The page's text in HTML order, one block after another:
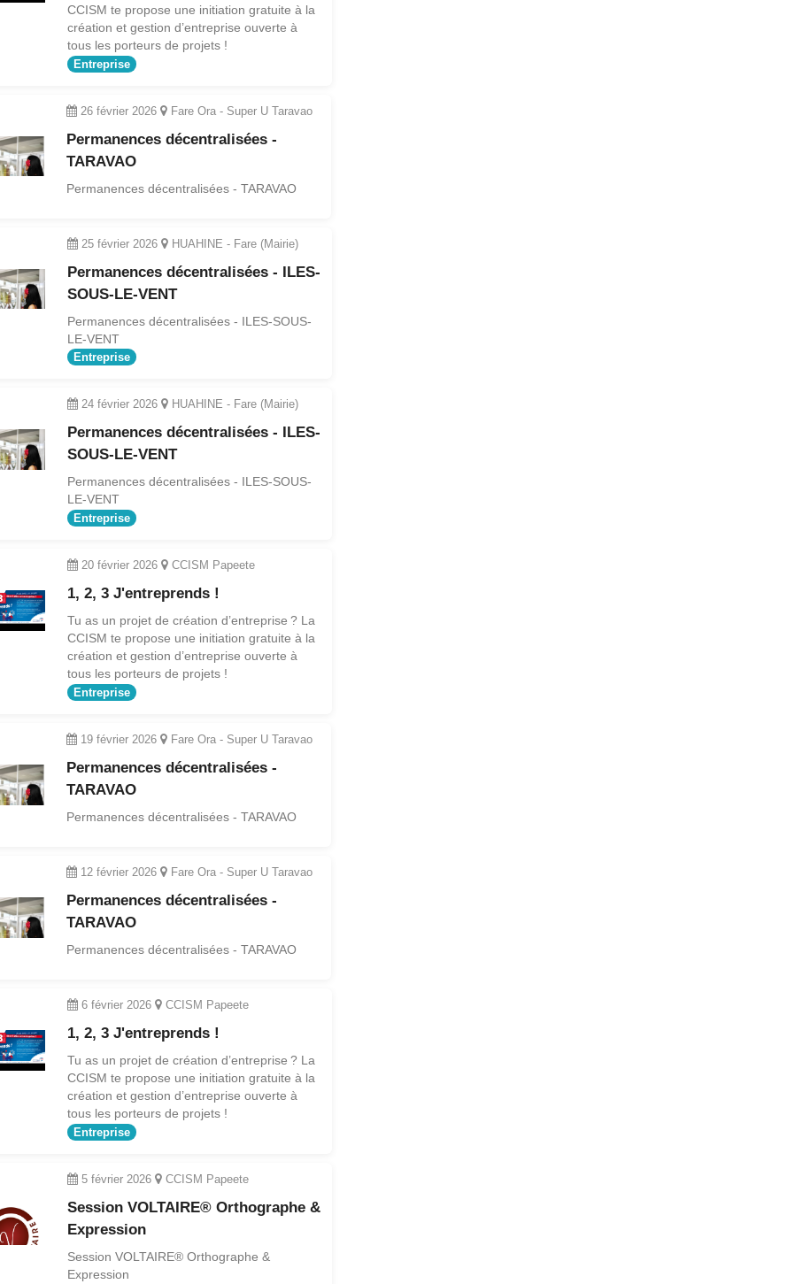
CCISM te propose une initiation gratuite à la
création et gestion d’entreprise ouverte à
tous les porteurs de projets !
Entreprise
26 février 2026 Fare Ora - Super U Taravao
Permanences décentralisées -
TARAVAO
Permanences décentralisées - TARAVAO
25 février 2026 HUAHINE - Fare (Mairie)
Permanences décentralisées - ILES-
SOUS-LE-VENT
Permanences décentralisées - ILES-SOUS-
LE-VENT
Entreprise
24 février 2026 HUAHINE - Fare (Mairie)
Permanences décentralisées - ILES-
SOUS-LE-VENT
Permanences décentralisées - ILES-SOUS-
LE-VENT
Entreprise
20 février 2026 CCISM Papeete
1, 2, 3 J'entreprends !
Tu as un projet de création d’entreprise ? La
CCISM te propose une initiation gratuite à la
création et gestion d’entreprise ouverte à
tous les porteurs de projets !
Entreprise
19 février 2026 Fare Ora - Super U Taravao
Permanences décentralisées -
TARAVAO
Permanences décentralisées - TARAVAO
12 février 2026 Fare Ora - Super U Taravao
Permanences décentralisées -
TARAVAO
Permanences décentralisées - TARAVAO
6 février 2026 CCISM Papeete
1, 2, 3 J'entreprends !
Tu as un projet de création d’entreprise ? La
CCISM te propose une initiation gratuite à la
création et gestion d’entreprise ouverte à
tous les porteurs de projets !
Entreprise
5 février 2026 CCISM Papeete
Session VOLTAIRE® Orthographe &
Expression
Session VOLTAIRE® Orthographe &
Expression